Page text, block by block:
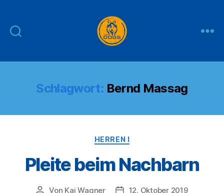
DOGS
Schlagwort: Bernd Massag
Kategorien
HERREN I
Pleite beim Nachbarn
Beitragsautor
Von Kai Wagner Veröffentlichungsdatum
12. Oktober 2019